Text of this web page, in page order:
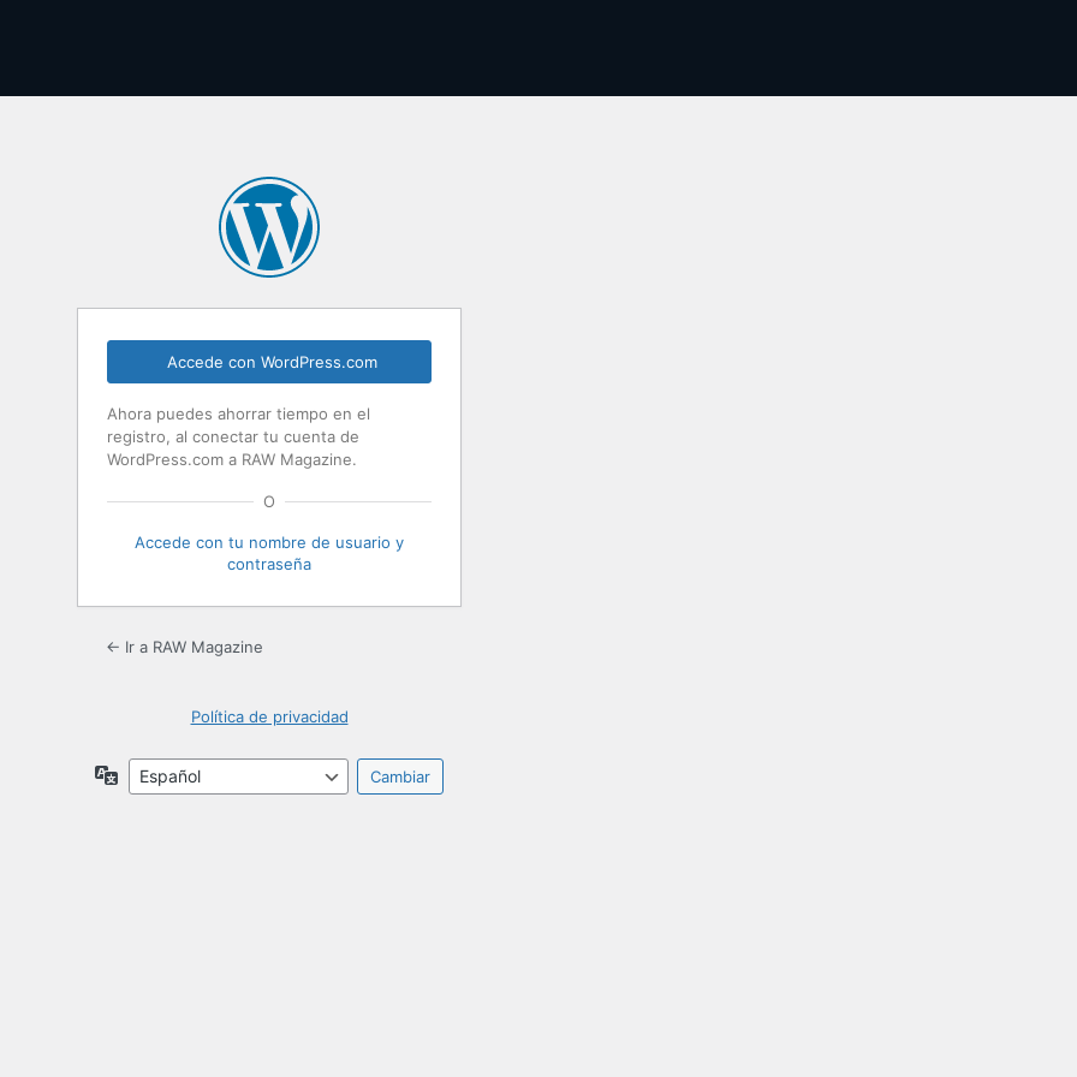
Accede con WordPress.com
Ahora puedes ahorrar tiempo en el
registro, al conectar tu cuenta de
WordPress.com a RAW Magazine.
O
Accede con tu nombre de usuario y
contraseña
← Ir a RAW Magazine
Política de privacidad
Idioma